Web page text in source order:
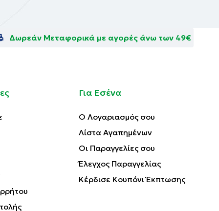
Δωρεάν Μεταφορικά με αγορές άνω των 49€
Για Εσένα
Ο Λογαριασμός σου
Λίστα Αγαπημένων
Οι Παραγγελίες σου
Έλεγχος Παραγγελίας
Κέρδισε Κουπόνι Έκπτωσης